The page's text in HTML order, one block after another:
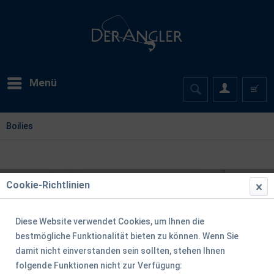
Menü
Boilies
Cookie-Richtlinien
Diese Website verwendet Cookies, um Ihnen die
bestmögliche Funktionalität bieten zu können. Wenn Sie
damit nicht einverstanden sein sollten, stehen Ihnen
folgende Funktionen nicht zur Verfügung: